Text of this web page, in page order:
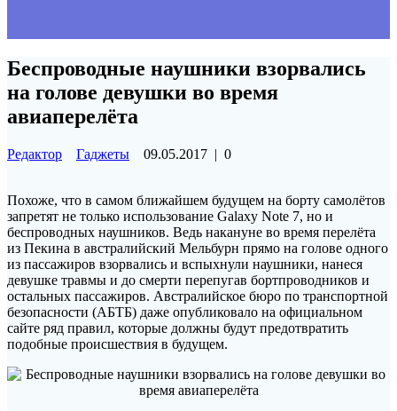
Беспроводные наушники взорвались
на голове девушки во время
авиаперелёта
Редактор Гаджеты 09.05.2017 | 0
Похоже, что в самом ближайшем будущем на борту самолётов
запретят не только использование Galaxy Note 7, но и
беспроводных наушников. Ведь накануне во время перелёта
из Пекина в австралийский Мельбурн прямо на голове одного
из пассажиров взорвались и вспыхнули наушники, нанеся
девушке травмы и до смерти перепугав бортпроводников и
остальных пассажиров. Австралийское бюро по транспортной
безопасности (АБТБ) даже опубликовало на официальном
сайте ряд правил, которые должны будут предотвратить
подобные происшествия в будущем.